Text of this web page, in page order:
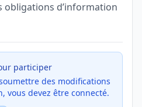
obligations d’information
participer
des modifications
vous devez être connecté.